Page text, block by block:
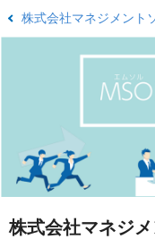
株式会社マネジメント
株式会社マネジ